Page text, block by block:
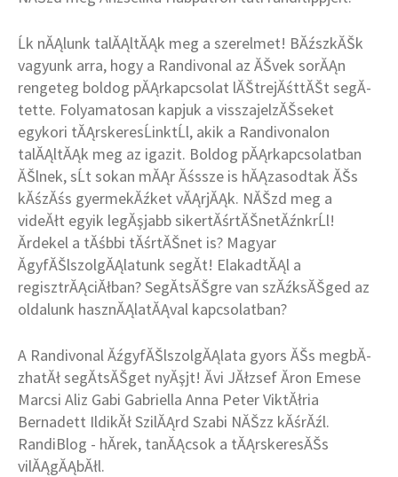
Ĺk nĂĄlunk talĂĄltĂĄk meg a szerelmet! BĂźszkĂŠk
vagyunk arra, hogy a Randivonal az ĂŠvek sorĂĄn
rengeteg boldog pĂĄrkapcsolat lĂŠtrejĂśttĂŠt segĂ­
tette. Folyamatosan kapjuk a visszajelzĂŠseket
egykori tĂĄrskeresĹinktĹl, akik a Randivonalon
talĂĄltĂĄk meg az igazit. Boldog pĂĄrkapcsolatban
ĂŠlnek, sĹt sokan mĂĄr Ăśssze is hĂĄzasodtak ĂŠs
kĂśzĂśs gyermekĂźket vĂĄrjĂĄk. NĂŠzd meg a
videĂłt egyik legĂşjabb sikertĂśrtĂŠnetĂźnkrĹl!
Ărdekel a tĂśbbi tĂśrtĂŠnet is? Magyar
ĂgyfĂŠlszolgĂĄlatunk segĂ­t! ElakadtĂĄl a
regisztrĂĄciĂłban? SegĂ­tsĂŠgre van szĂźksĂŠged az
oldalunk hasznĂĄlatĂĄval kapcsolatban?
A Randivonal ĂźgyfĂŠlszolgĂĄlata gyors ĂŠs megbĂ­
zhatĂł segĂ­tsĂŠget nyĂşjt! Ăvi JĂłzsef Ăron Emese
Marcsi Aliz Gabi Gabriella Anna Peter ViktĂłria
Bernadett IldikĂł SzilĂĄrd Szabi NĂŠzz kĂśrĂźl.
RandiBlog - hĂ­rek, tanĂĄcsok a tĂĄrskeresĂŠs
vilĂĄgĂĄbĂłl.